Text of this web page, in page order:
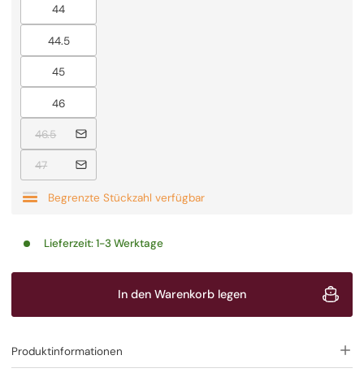
44Ausverkauft
44.5Ausverkauft
45Ausverkauft
46Ausverkauft
46.5Ausverkauft
47Ausverkauft
Begrenzte Stückzahl verfügbar
Lieferzeit:1-3 Werktage
In den Warenkorb legen
Produktinformationen